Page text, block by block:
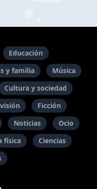
Educación
y familia
Música
Cultura y sociedad
Ficción
Noticias
Ocio
física
Ciencias